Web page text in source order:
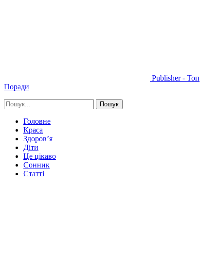
Publisher - Топ
Поради
Головне
Краса
Здоров’я
Діти
Це цікаво
Сонник
Статті